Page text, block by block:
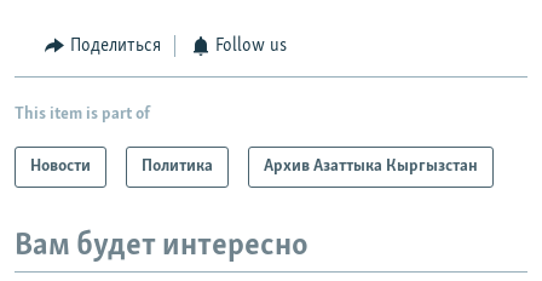
Поделиться Follow us
This item is part of
Новости Политика Архив Азаттыка Кыргызстан
Вам будет интересно